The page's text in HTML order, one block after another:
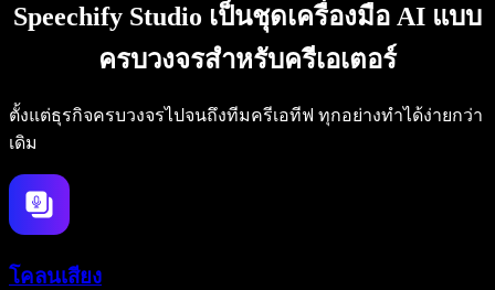
Speechify Studio เป็นชุดเครื่องมือ AI แบบ
ครบวงจรสำหรับครีเอเตอร์
ตั้งแต่ธุรกิจครบวงจรไปจนถึงทีมครีเอทีฟ ทุกอย่างทำได้ง่ายกว่า
เดิม
โคลนเสียง